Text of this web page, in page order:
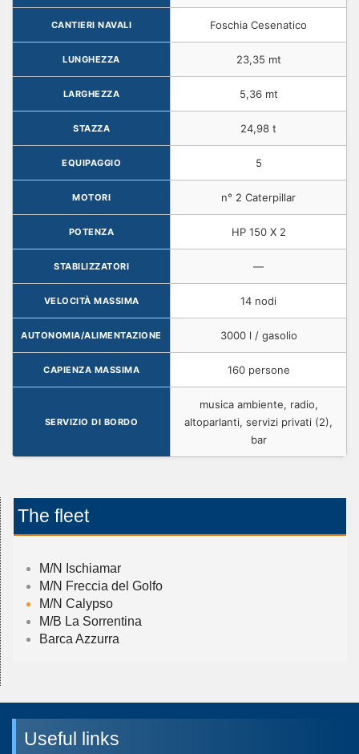
CANTIERI NAVALI Foschia Cesenatico
LUNGHEZZA 23,35 mt
LARGHEZZA 5,36 mt
STAZZA 24,98 t
EQUIPAGGIO 5
MOTORI n° 2 Caterpillar
POTENZA HP 150 X 2
STABILIZZATORI —
VELOCITÀ MASSIMA 14 nodi
AUTONOMIA/ALIMENTAZIONE 3000 l / gasolio
CAPIENZA MASSIMA 160 persone
SERVIZIO DI BORDO
musica ambiente, radio,
altoparlanti, servizi privati (2),
bar
The fleet
M/N Ischiamar
M/N Freccia del Golfo
M/N Calypso
M/B La Sorrentina
Barca Azzurra
Useful links